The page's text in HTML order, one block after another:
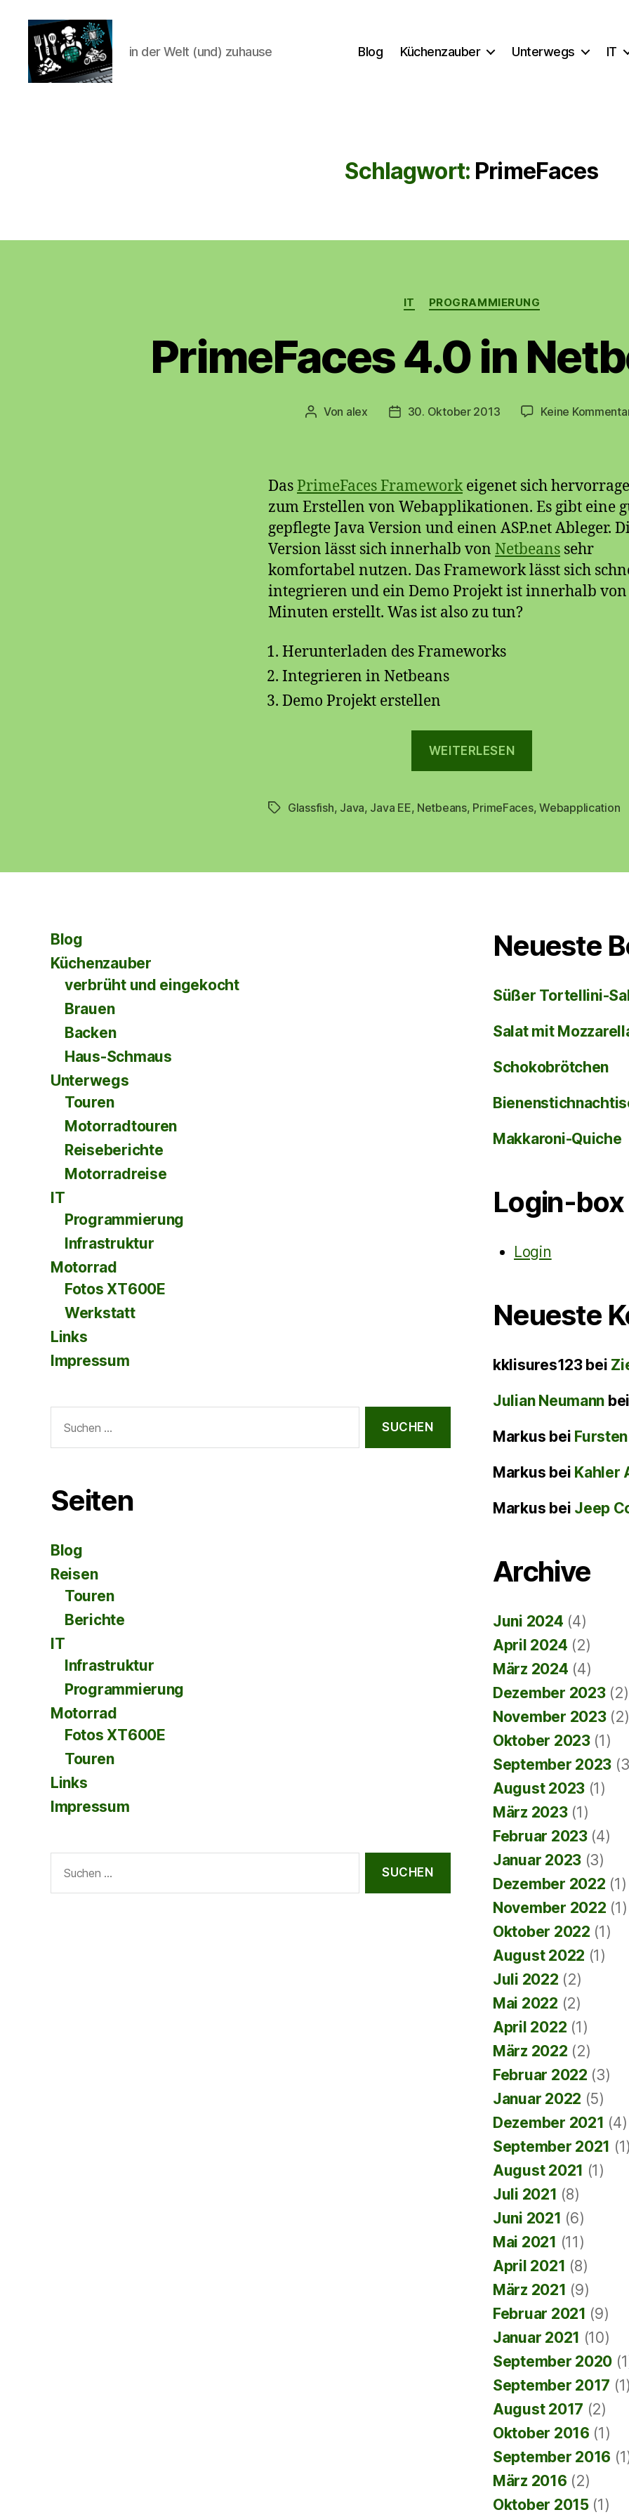
in der Welt (und) zuhause Blog Küchenzauber Unterwegs IT
Schlagwort: PrimeFaces
Kategorien
IT PROGRAMMIERUNG
PrimeFaces 4.0 in
Beitragsautor
Von alex Beitragsdatum
30. Oktober 2013 Keine
DasPrimeFaces Frameworkeigenet sich
zum Erstellen von Webapplikationen. Es gibt eine
gepflegte Java Version und einen ASP.net Ableger.
Version lässt sich innerhalb von Netbeans sehr
komfortabel nutzen. Das Framework lässt sich
integrieren und ein Demo Projekt ist innerhalb von
Minuten erstellt. Was ist also zu tun?
Herunterladen des Frameworks
Integrieren in Netbeans
Demo Projekt erstellen
WEITERLESEN
Netbeans
Schlagwörter
Glassfish, Java, Java EE, Netbeans, PrimeFaces,Webapplication
Blog
Küchenzauber
verbrüht und eingekocht
Brauen
Backen
Haus-Schmaus
Unterwegs
Touren
Motorradtouren
Reiseberichte
Motorradreise
IT
Programmierung
Infrastruktur
Motorrad
Fotos XT600E
Werkstatt
Links
Impressum
nach:
Seiten
Blog
Reisen
Touren
Berichte
IT
Infrastruktur
Programmierung
Motorrad
Fotos XT600E
Touren
Links
Impressum
nach:
Neueste
Süßer Tortellini-
Salat mit
Schokobrötchen
Makkaroni-Quiche
Login-box
Login
Neueste
kklisures123bei
Julian Neumann
Markus bei
Markus bei Kahler
Markus bei Jeep
Archive
Juni 2024 (4)
April 2024 (2)
März 2024 (4)
Dezember 2023(2)
November 2023(2)
Oktober 2023(1)
September 2023
August 2023 (1)
März 2023(1)
Februar 2023(4)
Januar 2023 (3)
Dezember 2022 (1)
November 2022 (1)
Oktober 2022 (1)
August 2022 (1)
Juli 2022 (2)
Mai 2022 (2)
April 2022 (1)
März 2022 (2)
Februar 2022 (3)
Januar 2022 (5)
Dezember 2021 (4)
September 2021
August 2021 (1)
Juli 2021 (8)
Juni 2021 (6)
Mai 2021 (11)
April 2021 (8)
März 2021 (9)
Februar 2021 (9)
Januar 2021 (10)
September 2020
September 2017
August 2017 (2)
Oktober 2016 (1)
September 2016
März 2016 (2)
Oktober 2015(1)